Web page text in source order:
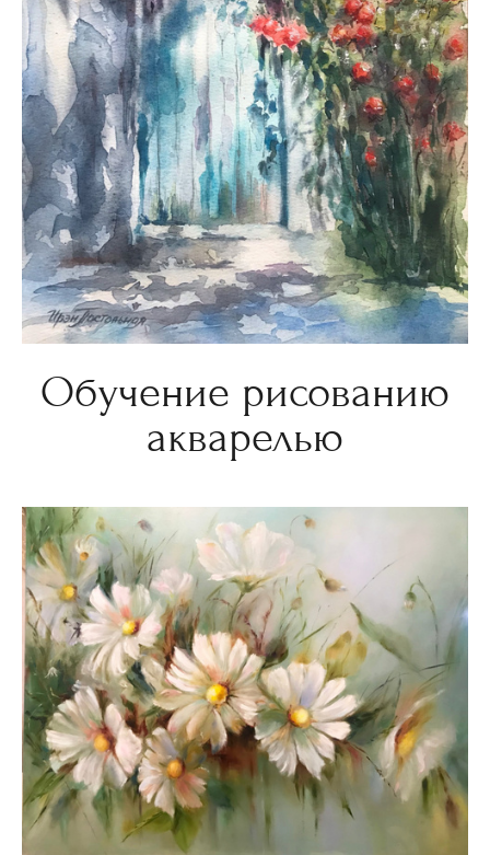
Обучение рисованию
акварелью